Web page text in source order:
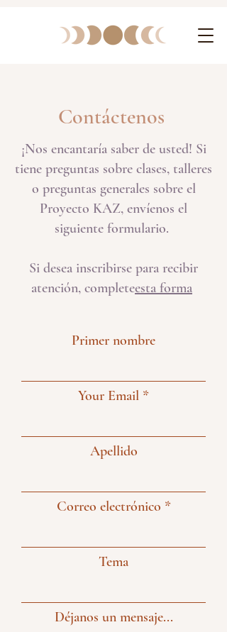
Contáctenos
¡Nos encantaría saber de usted! Si
tiene preguntas sobre clases, talleres
o preguntas generales sobre el
Proyecto KAZ, envíenos el
siguiente formulario.
Si desea inscribirse para recibir
atención, completeesta forma
Primer nombre
Your Email
Apellido
Correo electrónico
Tema
Déjanos un mensaje...